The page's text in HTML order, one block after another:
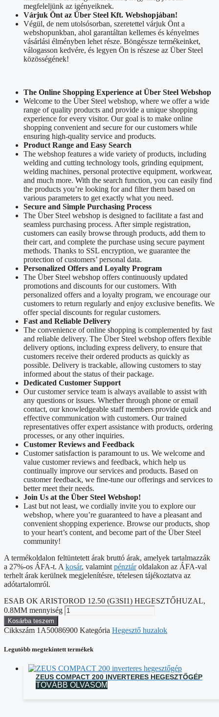
megfeleljünk az igényeiknek.
Várjuk Önt az Über Steel Kft. Webshopjában!
Végül, de nem utolsósorban, szeretettel várjuk Önt a
webshopunkban, ahol garantáltan kellemes és kényelmes
vásárlási élményben lehet része. Böngéssze termékeinket,
válogasson kedvére, és legyen Ön is részese az Über Steel
közösségének!
The Online Shopping Experience at Über Steel Webshop
Welcome to the Über Steel webshop, where we offer a wide
range of quality products and provide a unique shopping
experience for every visitor. Our goal is to make online
shopping convenient and secure for our customers while
ensuring high-quality service and products.
Product Range and Easy Search
The webshop features a wide variety of products, including
welding and cutting technology tools, grinding equipment,
welding machines, personal protective equipment, workwear,
and much more. With the search function, you can easily find
the products you’re looking for and filter them based on
various parameters to get exactly what you need.
Secure and Simple Purchasing Process
The Über Steel webshop is designed to facilitate a fast and
seamless purchasing process. After simple registration,
customers can easily browse through products, add them to
their cart, and complete the purchase using secure payment
methods. Thanks to SSL encryption, we guarantee the
protection of customers’ personal data.
Personalized Offers and Loyalty Program
The Über Steel webshop offers continuously updated
promotions and discounts for our customers. With
personalized offers and a loyalty program, we encourage our
customers to return regularly and enjoy exclusive benefits. We
offer special discounts for regular customers.
Fast and Reliable Delivery
The convenience of online shopping is complemented by fast
and reliable delivery. The Über Steel webshop offers flexible
delivery options, including express delivery, to ensure that
customers receive their ordered products as quickly as
possible. Delivery is trackable, allowing customers to stay
informed about the status of their package.
Dedicated Customer Support
Our customer service team is always available to assist with
any questions or issues. Whether through phone or email
contact, our knowledgeable staff members provide quick and
effective communication with customers. Our trained
representatives offer expert assistance with products, ordering
processes, or any other inquiries.
Customer Reviews and Feedback
Customer satisfaction is paramount to us. We welcome and
value customer reviews and feedback, which help us
continually improve our services and products. Based on
customer feedback, we fine-tune our offerings and services to
better meet their needs.
Join Us at the Über Steel Webshop!
Last but not least, we cordially invite you to explore our
webshop, where you’re guaranteed to have a pleasant and
convenient shopping experience. Browse our products, shop
to your heart’s content, and become part of the Über Steel
community!
A termékoldalon feltüntetett árak bruttó árak, amelyek tartalmazzák
a 27%-os ÁFA-t. A kosár, valamint pénztároldalakon az ÁFA-val
terhelt árak kerülnek megjelenítésre, tételesen tájékoztatva az
adótartalomról.
ESAB OK ARISTOROD 12.50 (G3SI1) HEGESZTŐHUZAL,
0.8MM mennyiség
Kosárba teszem
Cikkszám 1A50086900 Kategória Hegesztő huzalok
Legutóbb megtekintett termékek
ZEUS COMPACT 200 INVERTERES HEGESZTŐGÉP
TOVÁBB OLVASOM